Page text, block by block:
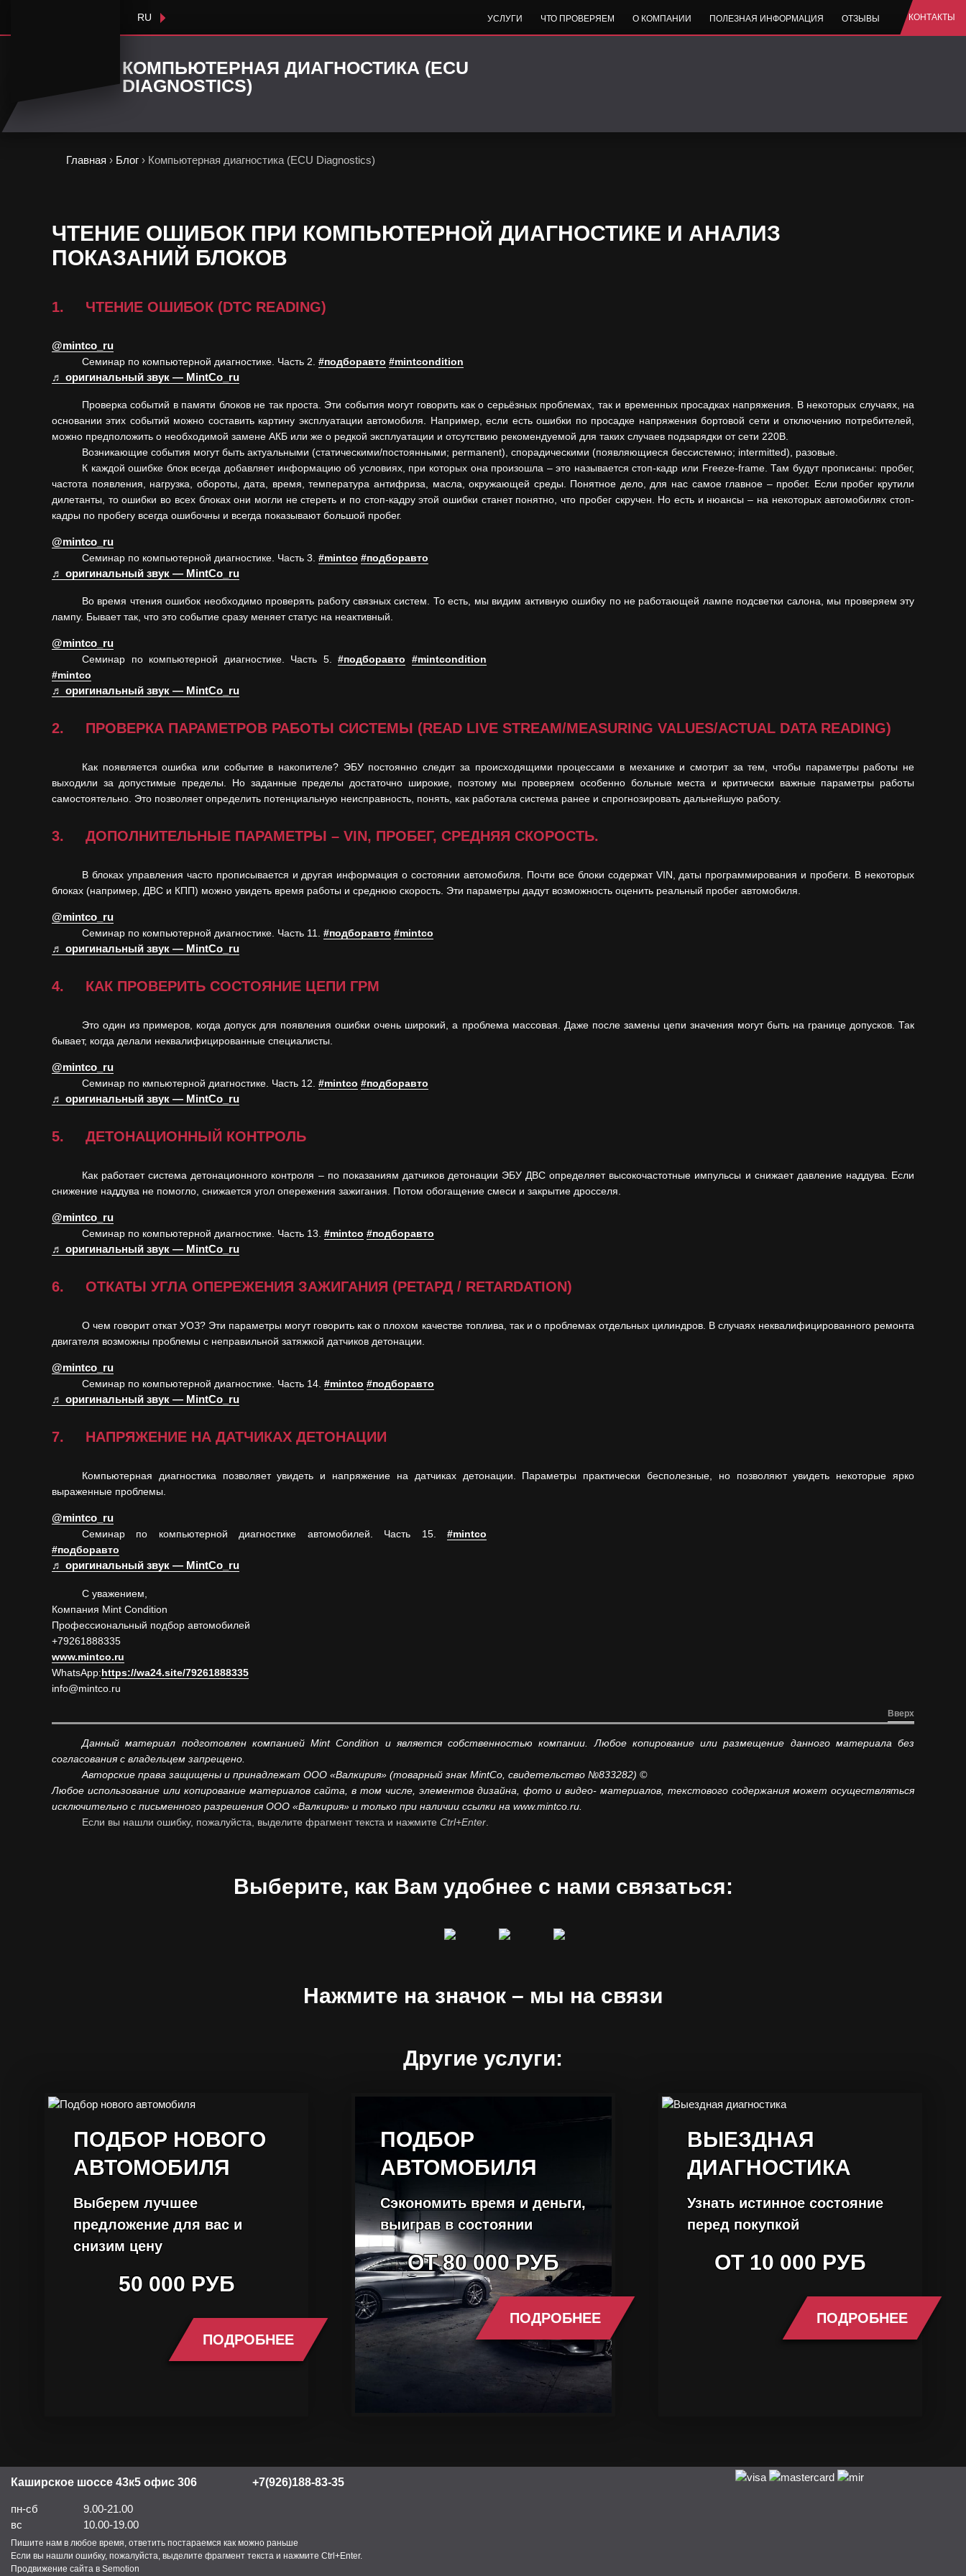
RU УСЛУГИ ЧТО ПРОВЕРЯЕМ О КОМПАНИИ ПОЛЕЗНАЯ ИНФОРМАЦИЯ ОТЗЫВЫ КОНТАКТЫ
КОМПЬЮТЕРНАЯ ДИАГНОСТИКА (ECU
DIAGNOSTICS)
Главная › Блог › Компьютерная диагностика (ECU Diagnostics)
ЧТЕНИЕ ОШИБОК ПРИ КОМПЬЮТЕРНОЙ ДИАГНОСТИКЕ И АНАЛИЗ
ПОКАЗАНИЙ БЛОКОВ
1. ЧТЕНИЕ ОШИБОК (DTC READING)
@mintco_ru
Семинар по компьютерной диагностике. Часть 2. #подборавто #mintcondition
♬ оригинальный звук — MintCo_ru
Проверка событий в памяти блоков не так проста. Эти события могут говорить как о серьёзных проблемах, так и временных просадках напряжения. В некоторых случаях, на
основании этих событий можно составить картину эксплуатации автомобиля. Например, если есть ошибки по просадке напряжения бортовой сети и отключению потребителей,
можно предположить о необходимой замене АКБ или же о редкой эксплуатации и отсутствию рекомендуемой для таких случаев подзарядки от сети 220В.
Возникающие события могут быть актуальными (статическими/постоянными; permanent), спорадическими (появляющиеся бессистемно; intermitted), разовые.
К каждой ошибке блок всегда добавляет информацию об условиях, при которых она произошла – это называется стоп-кадр или Freeze-frame. Там будут прописаны: пробег,
частота появления, нагрузка, обороты, дата, время, температура антифриза, масла, окружающей среды. Понятное дело, для нас самое главное – пробег. Если пробег крутили
дилетанты, то ошибки во всех блоках они могли не стереть и по стоп-кадру этой ошибки станет понятно, что пробег скручен. Но есть и нюансы – на некоторых автомобилях стоп-
кадры по пробегу всегда ошибочны и всегда показывают большой пробег.
@mintco_ru
Семинар по компьютерной диагностике. Часть 3. #mintco #подборавто
♬ оригинальный звук — MintCo_ru
Во время чтения ошибок необходимо проверять работу связных систем. То есть, мы видим активную ошибку по не работающей лампе подсветки салона, мы проверяем эту
лампу. Бывает так, что это событие сразу меняет статус на неактивный.
@mintco_ru
Семинар по компьютерной диагностике. Часть 5.#подборавто
#mintcondition
#mintco
♬ оригинальный звук — MintCo_ru
2. ПРОВЕРКА ПАРАМЕТРОВ РАБОТЫ СИСТЕМЫ (READ LIVE STREAM/MEASURING VALUES/ACTUAL DATA READING)
Как появляется ошибка или событие в накопителе? ЭБУ постоянно следит за происходящими процессами в механике и смотрит за тем, чтобы параметры работы не
выходили за допустимые пределы. Но заданные пределы достаточно широкие, поэтому мы проверяем особенно больные места и критически важные параметры работы
самостоятельно. Это позволяет определить потенциальную неисправность, понять, как работала система ранее и спрогнозировать дальнейшую работу.
3. ДОПОЛНИТЕЛЬНЫЕ ПАРАМЕТРЫ – VIN, ПРОБЕГ, СРЕДНЯЯ СКОРОСТЬ.
В блоках управления часто прописывается и другая информация о состоянии автомобиля. Почти все блоки содержат VIN, даты программирования и пробеги. В некоторых
блоках (например, ДВС и КПП) можно увидеть время работы и среднюю скорость. Эти параметры дадут возможность оценить реальный пробег автомобиля.
@mintco_ru
Семинар по компьютерной диагностике. Часть 11. #подборавто #mintco
♬ оригинальный звук — MintCo_ru
4. КАК ПРОВЕРИТЬ СОСТОЯНИЕ ЦЕПИ ГРМ
Это один из примеров, когда допуск для появления ошибки очень широкий, а проблема массовая. Даже после замены цепи значения могут быть на границе допусков. Так
бывает, когда делали неквалифицированные специалисты.
@mintco_ru
Семинар по кмпьютерной диагностике. Часть 12. #mintco #подборавто
♬ оригинальный звук — MintCo_ru
5. ДЕТОНАЦИОННЫЙ КОНТРОЛЬ
Как работает система детонационного контроля – по показаниям датчиков детонации ЭБУ ДВС определяет высокочастотные импульсы и снижает давление наддува. Если
снижение наддува не помогло, снижается угол опережения зажигания. Потом обогащение смеси и закрытие дросселя.
@mintco_ru
Семинар по компьютерной диагностике. Часть 13. #mintco #подборавто
♬ оригинальный звук — MintCo_ru
6. ОТКАТЫ УГЛА ОПЕРЕЖЕНИЯ ЗАЖИГАНИЯ (РЕТАРД / RETARDATION)
О чем говорит откат УОЗ? Эти параметры могут говорить как о плохом качестве топлива, так и о проблемах отдельных цилиндров. В случаях неквалифицированного ремонта
двигателя возможны проблемы с неправильной затяжкой датчиков детонации.
@mintco_ru
Семинар по компьютерной диагностике. Часть 14. #mintco #подборавто
♬ оригинальный звук — MintCo_ru
7. НАПРЯЖЕНИЕ НА ДАТЧИКАХ ДЕТОНАЦИИ
Компьютерная диагностика позволяет увидеть и напряжение на датчиках детонации. Параметры практически бесполезные, но позволяют увидеть некоторые ярко
выраженные проблемы.
@mintco_ru
Семинар по компьютерной диагностике автомобилей. Часть 15. #mintco
#подборавто
♬ оригинальный звук — MintCo_ru
С уважением,
Компания Mint Condition
Профессиональный подбор автомобилей
+79261888335
www.mintco.ru
WhatsApp:https://wa24.site/79261888335
info@mintco.ru
Вверх
Данный материал подготовлен компанией Mint Condition и является собственностью компании. Любое копирование или размещение данного материала без
согласования с владельцем запрещено.
Авторские права защищены и принадлежат ООО «Валкирия» (товарный знак MintCo, свидетельство №833282) ©
Любое использование или копирование материалов сайта, в том числе, элементов дизайна, фото и видео- материалов, текстового содержания может осуществляться
исключительно с письменного разрешения ООО «Валкирия» и только при наличии ссылки на www.mintco.ru.
Если вы нашли ошибку, пожалуйста, выделите фрагмент текста и нажмите Ctrl+Enter.
Выберите, как Вам удобнее с нами связаться:
Нажмите на значок – мы на связи
Другие услуги:
ПОДБОР НОВОГО
АВТОМОБИЛЯ
Выберем лучшее
предложение для вас и
снизим цену
50 000 РУБ
ПОДРОБНЕЕ
ПОДБОР
АВТОМОБИЛЯ
Сэкономить время и деньги,
выиграв в состоянии
ОТ 80 000 РУБ
ПОДРОБНЕЕ
ВЫЕЗДНАЯ
ДИАГНОСТИКА
Узнать истинное состояние
перед покупкой
ОТ 10 000 РУБ
ПОДРОБНЕЕ
Каширское шоссе 43к5 офис 306
пн-сб
9.00-21.00
вс
10.00-19.00
Пишите нам в любое время, ответить постараемся как можно раньше
Если вы нашли ошибку, пожалуйста, выделите фрагмент текста и нажмите Ctrl+Enter.
Продвижение сайта в Semotion
+7(926)188-83-35